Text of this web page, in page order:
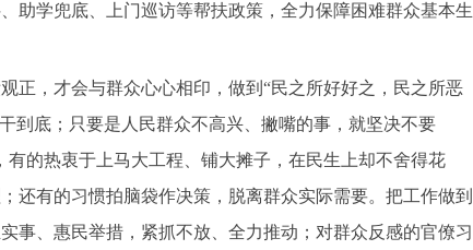
助学兜底、上门巡访等帮扶政策，全力保障困难群众基本生
，才会与群众心心相印，做到“民之所好好之，民之所恶
到底；只要是人民群众不高兴、撇嘴的事，就坚决不要
的热衷于上马大工程、铺大摊子，在民生上却不舍得花
还有的习惯拍脑袋作决策，脱离群众实际需要。把工作做到
事、惠民举措，紧抓不放、全力推动；对群众反感的官僚习